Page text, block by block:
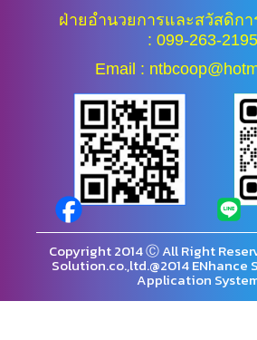
ฝ่ายอำนวยการและสวัสดิก
: 099-263-2195
Email :
Copyright 2014 Ⓒ All Right
Solution.co.,ltd.@2014 ENhance
Application